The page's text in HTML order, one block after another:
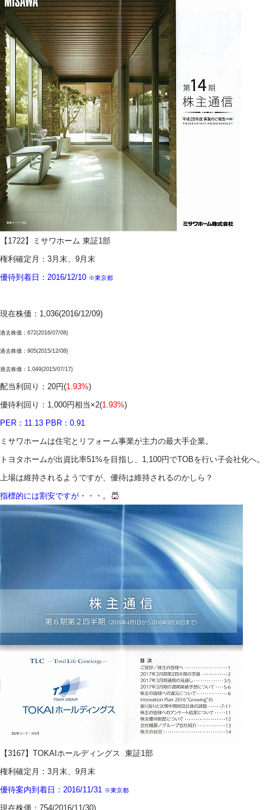
【1722】ミサワホーム 東証1部
権利確定月：3月末、9月末
優待到着日：2016/12/10 ※東京都
現在株価：1,036(2016/12/09)
過去株価：672(2016/07/08)
過去株価：905(2015/12/08)
過去株価：1,049(2015/07/17)
配当利回り：20円(1.93%)
優待利回り：1,000円相当×2(1.93%)
PER：11.13 PBR：0.91
ミサワホームは住宅とリフォーム事業が主力の最大手企業。
トヨタホームが出資比率51%を目指し、1,100円でTOBを行い子会社化へ。
上場は維持されるようですが、優待は維持されるのかしら？
指標的には割安ですが・・・。
【3167】TOKAIホールディングス
東証1部
権利確定月：3月末、9月末
優待案内到着日：2016/11/31
※東京都
現在株価：754(2016/11/30)